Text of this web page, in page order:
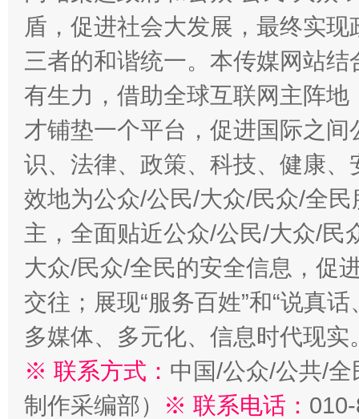
盾，促进社会大发展，最终实
三者的和谐统一。本传媒网站
有生力，借助全球互联网主阵
才铺垫一个平台，促进国际之
识、法律、政策、科技、健康
效地为公众/公民/大众/民众/全
主，全面贴近公众/公民/大众/民
大众/民众/全民的安全信息，促
交往；展现“服务百姓”和“说真
多媒体、多元化、信息时代现实
※ 联系方式： 中国/公众/公共/
制作采编部）
※ 联系电话：